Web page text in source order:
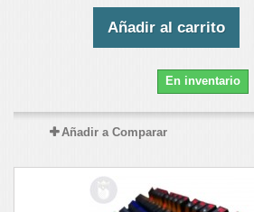
Añadir al carrito
En inventario
Añadir a Comparar